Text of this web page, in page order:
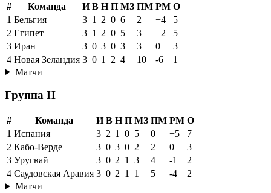
# Команда И В Н П МЗ ПМ РМ О
1 Бельгия 3 1 2 0 6 2 +4
5
2 Египет 3 1 2 0 5 3 +2
5
3 Иран 3 0 3 0 3 3 0
3
4 Новая Зеландия 3 0 1 2 4 10 -6
1
Матчи
Группа H
# Команда И В Н П МЗ ПМ РМ О
1 Испания 3 2 1 0 5 0 +5
7
2 Кабо-Верде 3 0 3 0 2 2 0
3
3 Уругвай 3 0 2 1 3 4 -1
2
4 Саудовская Аравия 3 0 2 1 1 5 -4
2
Матчи